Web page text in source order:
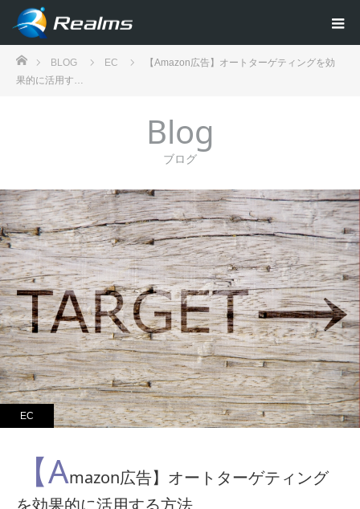
ホームBLOG EC
【Amazon広告】オートターゲティングを効
果的に活用す…
Blog
ブログ
EC
【Amazon広告】オートターゲティング
を効果的に活用する方法